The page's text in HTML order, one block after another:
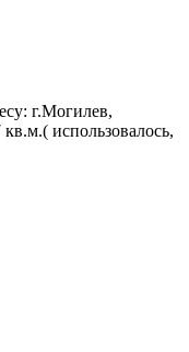
г.Могилев,
использовалось,